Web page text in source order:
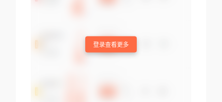
登录查看更多